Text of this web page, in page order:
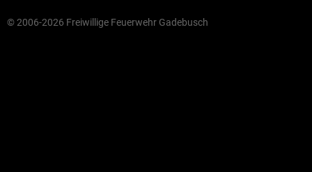
© 2006-2026 Freiwillige Feuerwehr Gadebusch